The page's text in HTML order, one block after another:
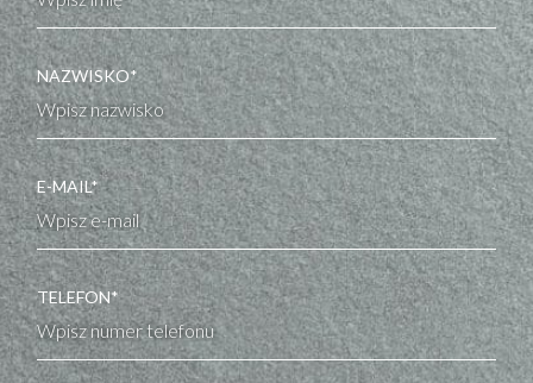
NAZWISKO*
E-MAIL*
TELEFON*